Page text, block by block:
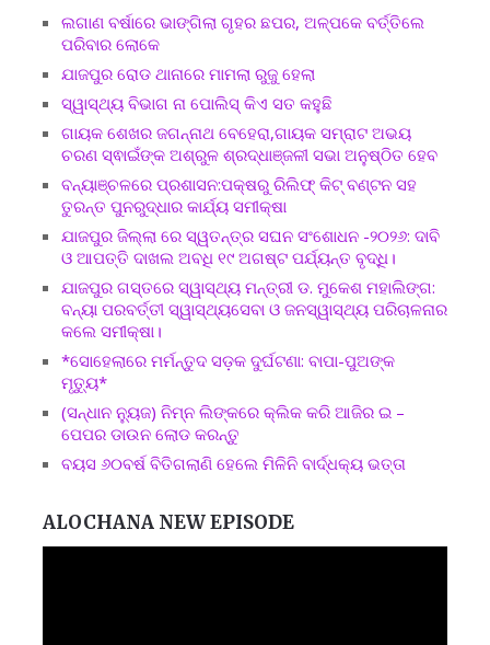
ଲଗାଣ ବର୍ଷାରେ ଭାଙ୍ଗିଲା ଗୃହର ଛପର, ଅଳ୍ପକେ ବର୍ତ୍ତିଲେ
ପରିବାର ଲୋକେ
ଯାଜପୁର ରୋଡ ଥାନାରେ ମାମଲା ରୁଜୁ ହେଲା
ସ୍ୱାସ୍ଥ୍ୟ ବିଭାଗ ନା ପୋଲିସ୍ କିଏ ସତ କହୁଛି
ଗାୟକ ଶେଖର ଜଗନ୍ନାଥ ବେହେରା,ଗାୟକ ସମ୍ରାଟ ଅଭୟ
ଚରଣ ସ୍ଵାଇଁଙ୍କ ଅଶ୍ରୁଳ ଶ୍ରଦ୍ଧାଞ୍ଜଳୀ ସଭା ଅନୁଷ୍ଠିତ ହେବ
ବନ୍ୟାଞ୍ଚଳରେ ପ୍ରଶାସନ:ପକ୍ଷରୁ ରିଲିଫ୍ କିଟ୍ ବଣ୍ଟନ ସହ
ତୁରନ୍ତ ପୁନରୁଦ୍ଧାର କାର୍ଯ୍ୟ ସମୀକ୍ଷା
ଯାଜପୁର ଜିଲ୍ଲା ରେ ସ୍ୱତନ୍ତ୍ର ସଘନ ସଂଶୋଧନ -୨୦୨୬: ଦାବି
ଓ ଆପତ୍ତି ଦାଖଲ ଅବଧି ୧୯ ଅଗଷ୍ଟ ପର୍ଯ୍ୟନ୍ତ ବୃଦ୍ଧି।
ଯାଜପୁର ଗସ୍ତରେ ସ୍ୱାସ୍ଥ୍ୟ ମନ୍ତ୍ରୀ ଡ. ମୁକେଶ ମହାଲିଙ୍ଗ:
ବନ୍ୟା ପରବର୍ତ୍ତୀ ସ୍ୱାସ୍ଥ୍ୟସେବା ଓ ଜନସ୍ୱାସ୍ଥ୍ୟ ପରିଚାଳନାର
କଲେ ସମୀକ୍ଷା।
*ସୋହେଲାରେ ମର୍ମନ୍ତୁଦ ସଡ଼କ ଦୁର୍ଘଟଣା: ବାପା-ପୁଅଙ୍କ
ମୃତ୍ୟୁ*
(ସନ୍ଧାନ ନ୍ୟୁଜ) ନିମ୍ନ ଲିଙ୍କରେ କ୍ଲିକ କରି ଆଜିର ଇ –
ପେପର ଡାଉନ ଲୋଡ କରନ୍ତୁ
ବୟସ ୬୦ବର୍ଷ ବିତିଗଲାଣି ହେଲେ ମିଳିନି ବାର୍ଦ୍ଧକ୍ୟ ଭତ୍ତା
ALOCHANA NEW EPISODE